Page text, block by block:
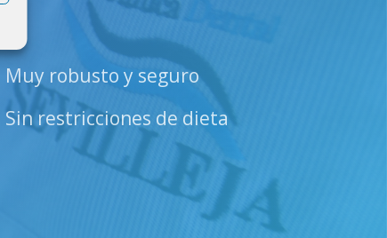
Muy robusto y seguro
Sin restricciones de dieta